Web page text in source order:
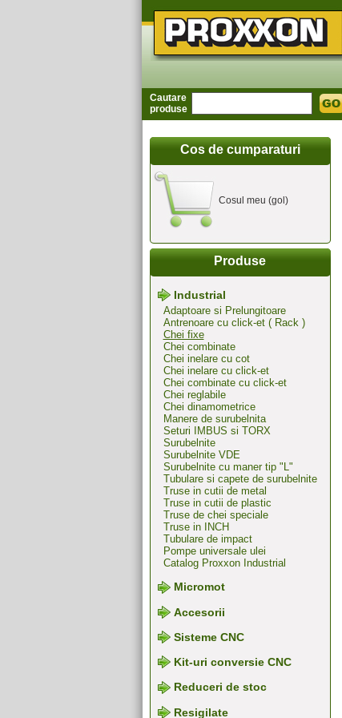
Cautare
produse
Cos de cumparaturi
Cosul meu (gol)
Produse
Industrial
Adaptoare si Prelungitoare
Antrenoare cu click-et ( Rack )
Chei fixe
Chei combinate
Chei inelare cu cot
Chei inelare cu click-et
Chei combinate cu click-et
Chei reglabile
Chei dinamometrice
Manere de surubelnita
Seturi IMBUS si TORX
Surubelnite
Surubelnite VDE
Surubelnite cu maner tip "L"
Tubulare si capete de surubelnite
Truse in cutii de metal
Truse in cutii de plastic
Truse de chei speciale
Truse in INCH
Tubulare de impact
Pompe universale ulei
Catalog Proxxon Industrial
Micromot
Accesorii
Sisteme CNC
Kit-uri conversie CNC
Reduceri de stoc
Resigilate